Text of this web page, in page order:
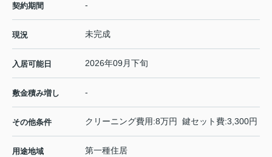
契約期間 -
現況 未完成
入居可能日 2026年09月下旬
敷金積み増し -
その他条件 クリーニング費用:8万円 鍵セット費:3,300円
用途地域 第一種住居